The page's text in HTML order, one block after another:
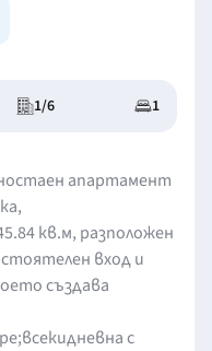
1/6 1
апартамент
кв.м, разположен
вход и
създава
с